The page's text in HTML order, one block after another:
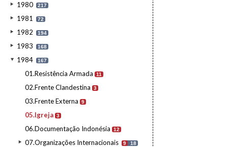
1980 217
1981 72
1982 194
1983 168
1984 167
01.Resistência Armada 11
02.Frente Clandestina 3
03.Frente Externa 9
05.Igreja 3
06.Documentação Indonésia 12
07.Organizações Internacionais 9 18